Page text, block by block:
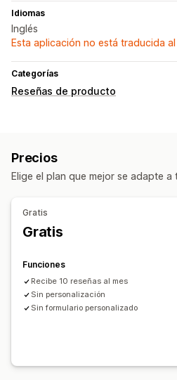
Idiomas
Inglés
Esta aplicación no está traducida al
Categorías
Reseñas de producto
Calificación por estrellas
Galerías multimedia
Diseño de
Reseñas destacadas
Solicitudes por correo electrónico
Solicitudes personalizadas
Precios
Elige el plan que mejor se adapte a
Gratis
Gratis
Funciones
Recibe 10 reseñas al mes
Sin personalización
Sin formulario personalizado